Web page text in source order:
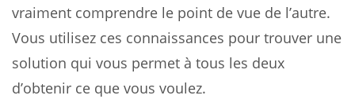
vraiment comprendre le point de vue de l’autre.
Vous utilisez ces connaissances pour trouver une
solution qui vous permet à tous les deux
d’obtenir ce que vous voulez.